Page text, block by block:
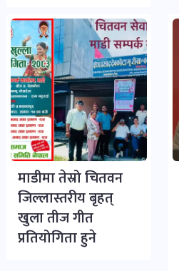
माडीमा तेस्रो चितवन
जिल्लास्तरीय बृहत्
खुला तीज गीत
प्रतियोगिता हुने